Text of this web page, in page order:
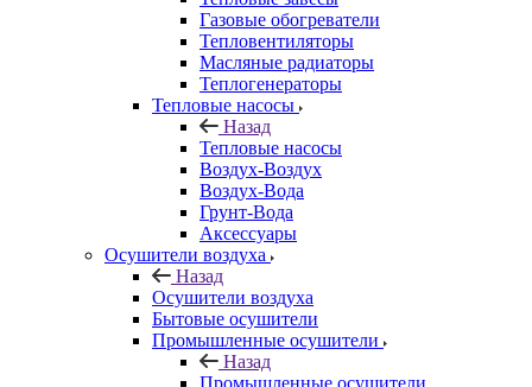
Газовые обогреватели
Тепловентиляторы
Масляные радиаторы
Теплогенераторы
Тепловые насосы
Назад
Тепловые насосы
Воздух-Воздух
Воздух-Вода
Грунт-Вода
Аксессуары
Осушители воздуха
Назад
Осушители воздуха
Бытовые осушители
Промышленные осушители
Назад
Промышленные осушители